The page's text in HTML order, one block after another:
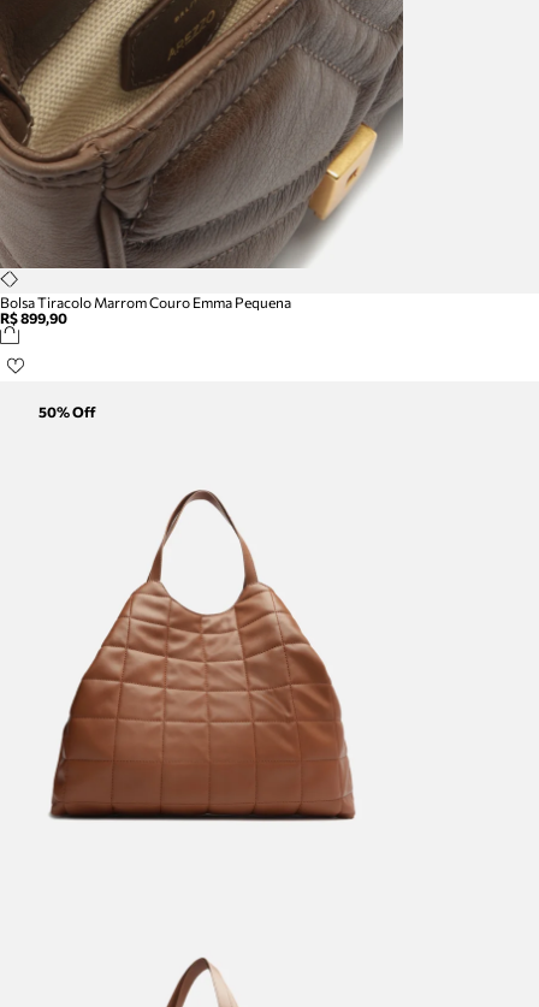
Bolsa Tiracolo Marrom Couro Emma Pequena
R$ 899,90
50% Off